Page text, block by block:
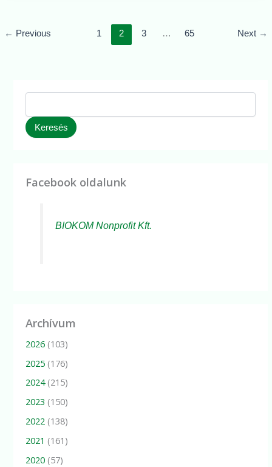
← Previous 1 2 3 … 65 Next →
Keresés
Facebook oldalunk
BIOKOM Nonprofit Kft.
Archívum
2026 (103)
2025 (176)
2024(215)
2023 (150)
2022 (138)
2021 (161)
2020 (57)